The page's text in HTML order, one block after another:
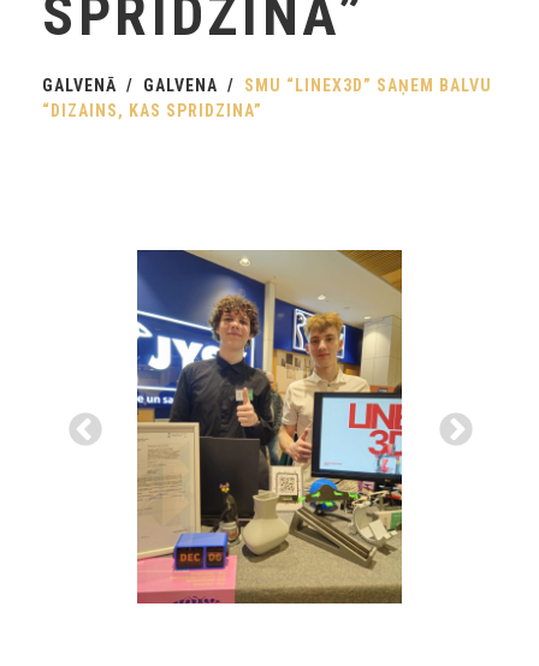
SPRIDZINA”
GALVENĀ GALVENA
SMU “LINEX3D” SAŅEM BALVU
“DIZAINS, KAS SPRIDZINA”